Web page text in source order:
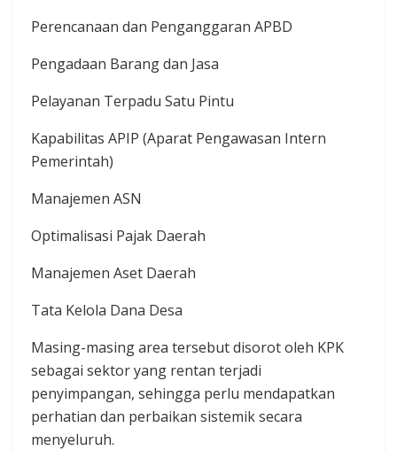
Perencanaan dan Penganggaran APBD
Pengadaan Barang dan Jasa
Pelayanan Terpadu Satu Pintu
Kapabilitas APIP (Aparat Pengawasan Intern
Pemerintah)
Manajemen ASN
Optimalisasi Pajak Daerah
Manajemen Aset Daerah
Tata Kelola Dana Desa
Masing-masing area tersebut disorot oleh KPK
sebagai sektor yang rentan terjadi
penyimpangan, sehingga perlu mendapatkan
perhatian dan perbaikan sistemik secara
menyeluruh.